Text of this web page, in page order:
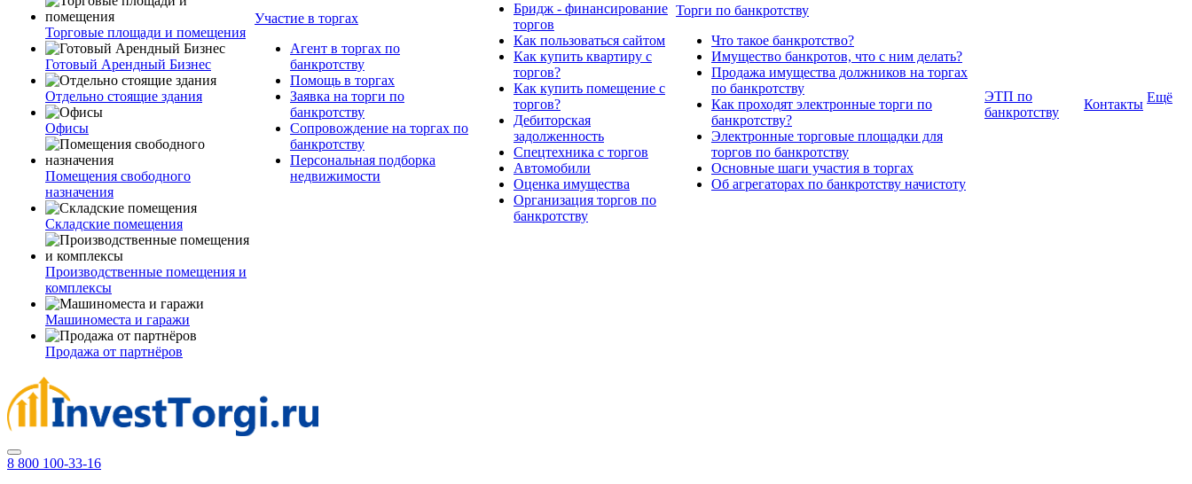
Торговые площади и помещения
Готовый Арендный Бизнес
Отдельно стоящие здания
Офисы
Помещения свободного
назначения
Складские помещения
Производственные помещения и
комплексы
Машиноместа и гаражи
Продажа от партнёров
Участие в торгах
Агент в торгах по
банкротству
Помощь в торгах
Заявка на торги по
банкротству
Сопровождение на торгах по
банкротству
Персональная подборка
недвижимости
Бридж - финансирование
торгов
Как пользоваться сайтом
Как купить квартиру с
торгов?
Как купить помещение с
торгов?
Дебиторская
задолженность
Спецтехника с торгов
Автомобили
Оценка имущества
Организация торгов по
банкротству
Торги по банкротству
Что такое банкротство?
Имущество банкротов, что с ним делать?
Продажа имущества должников на торгах
по банкротству
Как проходят электронные торги по
банкротству?
Электронные торговые площадки для
торгов по банкротству
Основные шаги участия в торгах
Об агрегаторах по банкротству начистоту
ЭТП по
банкротству
Контакты Ещё
8 800 100-33-16